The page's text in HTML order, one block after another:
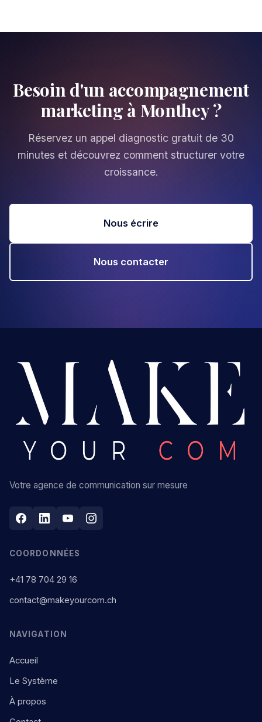
Besoin d'un accompagnement
marketing à Monthey ?
Réservez un appel diagnostic gratuit de 30
minutes et découvrez comment structurer votre
croissance.
Nous écrire
Nous contacter
Votre agence de communication sur mesure
COORDONNÉES
+41 78 704 29 16
contact@makeyourcom.ch
NAVIGATION
Accueil
Le Système
À propos